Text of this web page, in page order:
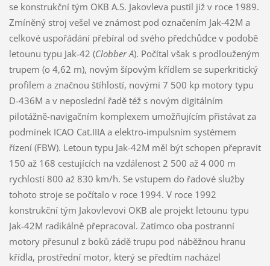
se konstrukční tým OKB A.S. Jakovleva pustil již v roce 1989.
Zmíněný stroj vešel ve známost pod označením Jak-42M a
celkové uspořádání přebíral od svého předchůdce v podobě
letounu typu Jak-42 (Clobber A). Počítal však s prodlouženým
trupem (o 4,62 m), novým šípovým křídlem se superkritický
profilem a značnou štíhlostí, novými 7 500 kp motory typu
D-436M a v neposlední řadě též s novým digitálním
pilotážně-navigačním komplexem umožňujícím přistávat za
podmínek ICAO Cat.IIIA a elektro-impulsním systémem
řízení (FBW). Letoun typu Jak-42M měl být schopen přepravit
150 až 168 cestujících na vzdálenost 2 500 až 4 000 m
rychlostí 800 až 830 km/h. Se vstupem do řadové služby
tohoto stroje se počítalo v roce 1994. V roce 1992
konstrukční tým Jakovlevovi OKB ale projekt letounu typu
Jak-42M radikálně přepracoval. Zatímco oba postranní
motory přesunul z boků zádě trupu pod náběžnou hranu
křídla, prostřední motor, který se předtím nacházel